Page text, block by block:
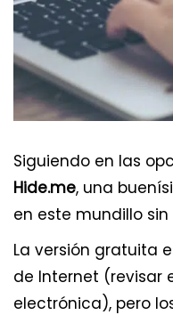
Siguiendo en las
Hide.me, una
en este mundillo
La versión gratuita
de Internet (revisar
electrónica), pero